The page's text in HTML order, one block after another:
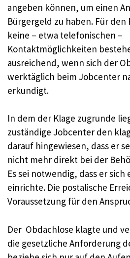
angeben können, um einen
Bürgergeld zu haben. Für den
keine – etwa telefonischen –
Kontaktmöglichkeiten
ausreichend, wenn sich der
werktäglich beim Jobcenter
erkundigt.
In dem der Klage zugrunde
zuständige Jobcenter den
darauf hingewiesen, dass er
nicht mehr direkt bei der
Es sei notwendig, dass er sich
einrichte. Die postalische
Voraussetzung für den
Der Obdachlose klagte und
die gesetzliche Anforderung